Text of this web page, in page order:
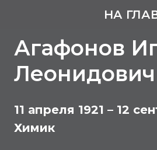
НА
Агафонов
Леонидович
11 апреля 1921 – 12
Химик